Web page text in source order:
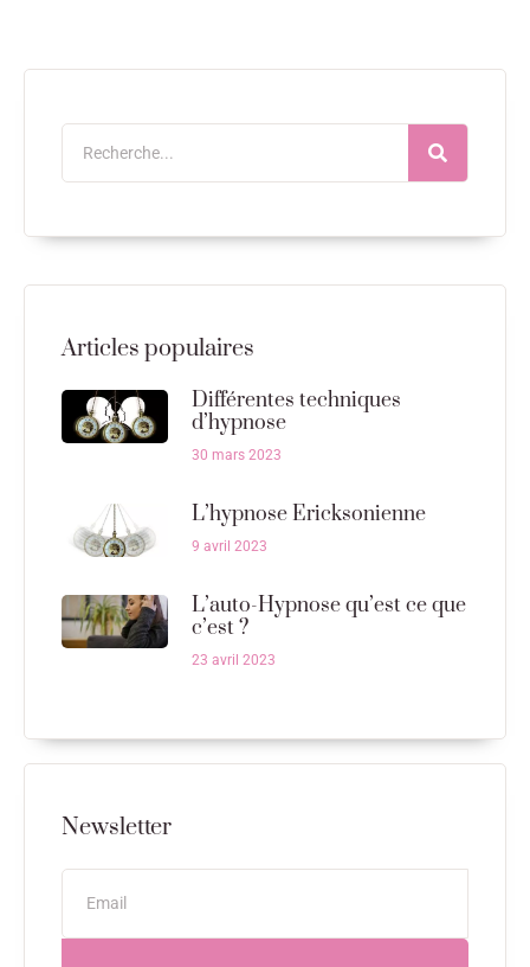
Articles populaires
Différentes techniques
d’hypnose
30 mars 2023
L’hypnose Ericksonienne
9 avril 2023
L’auto-Hypnose qu’est ce que
c’est ?
23 avril 2023
Newsletter